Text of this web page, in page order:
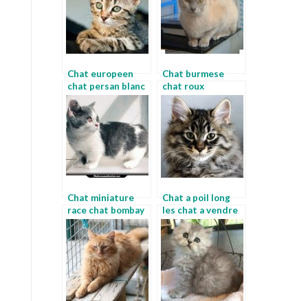
Chat europeen
chat persan blanc
a vendre
Chat burmese
chat roux
Chat miniature
race chat bombay
Chat a poil long
les chat a vendre